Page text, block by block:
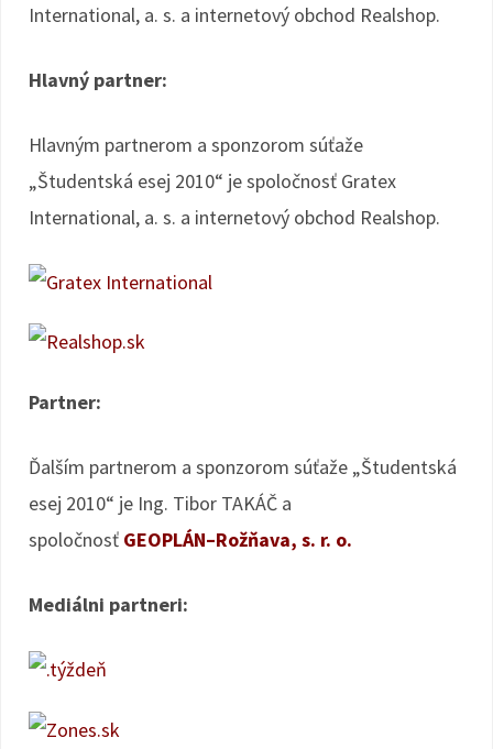
International, a. s. a internetový obchod Realshop.
Hlavný partner:
Hlavným partnerom a sponzorom súťaže
„Študentská esej 2010“ je spoločnosť Gratex
International, a. s. a internetový obchod Realshop.
Partner:
Ďalším partnerom a sponzorom súťaže „Študentská
esej 2010“ je Ing. Tibor TAKÁČ a
spoločnosť GEOPLÁN–Rožňava, s. r. o.
Mediálni partneri: